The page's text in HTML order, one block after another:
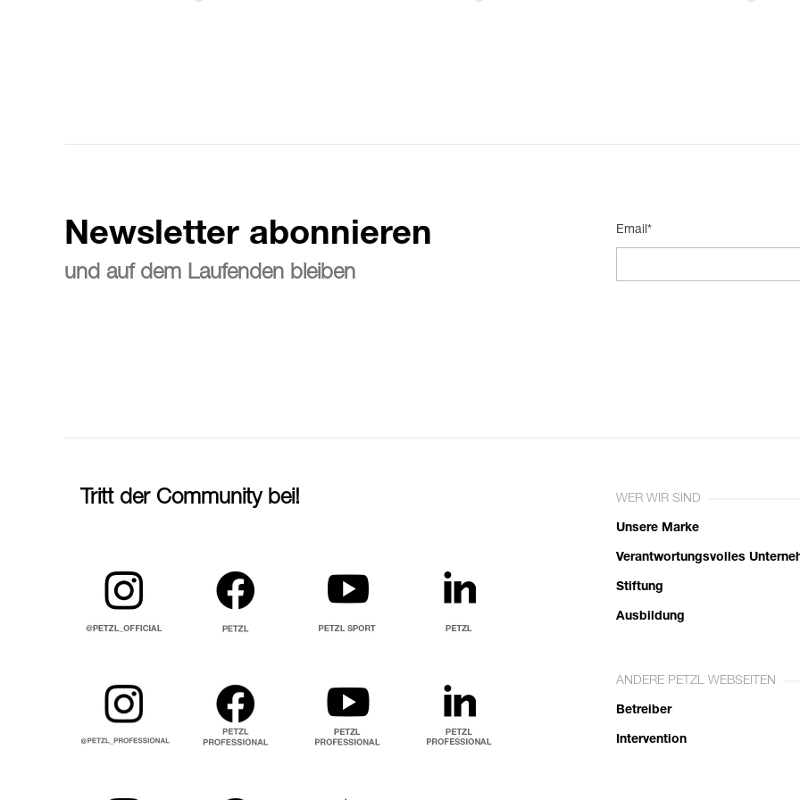
Newsletter abonnieren
und auf dem Laufenden bleiben
Email*
Tritt der Community bei! WER WIR SIND
Unsere Marke
Verantwortungsvolles
Stiftung
Ausbildung
ANDERE PETZL WEBSEITEN
Betreiber
Intervention